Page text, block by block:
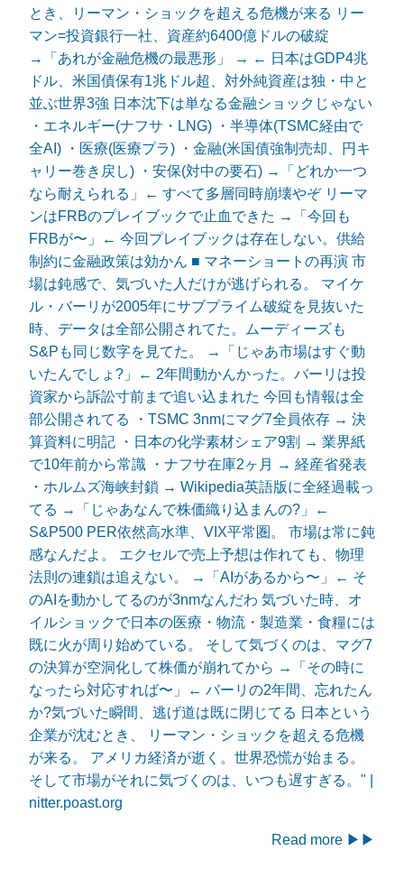
とき、リーマン・ショックを超える危機が来る リー
マン=投資銀行一社、資産約6400億ドルの破綻
→「あれが金融危機の最悪形」 → ← 日本はGDP4兆
ドル、米国債保有1兆ドル超、対外純資産は独・中と
並ぶ世界3強 日本沈下は単なる金融ショックじゃない
・エネルギー(ナフサ・LNG) ・半導体(TSMC経由で
全AI) ・医療(医療プラ) ・金融(米国債強制売却、円キ
ャリー巻き戻し) ・安保(対中の要石) →「どれか一つ
なら耐えられる」← すべて多層同時崩壊やぞ リーマ
ンはFRBのプレイブックで止血できた →「今回も
FRBが〜」← 今回プレイブックは存在しない。供給
制約に金融政策は効かん ■ マネーショートの再演 市
場は鈍感で、気づいた人だけが逃げられる。 マイケ
ル・バーリが2005年にサブプライム破綻を見抜いた
時、データは全部公開されてた。ムーディーズも
S&Pも同じ数字を見てた。 →「じゃあ市場はすぐ動
いたんでしょ?」← 2年間動かんかった。バーリは投
資家から訴訟寸前まで追い込まれた 今回も情報は全
部公開されてる ・TSMC 3nmにマグ7全員依存 → 決
算資料に明記 ・日本の化学素材シェア9割 → 業界紙
で10年前から常識 ・ナフサ在庫2ヶ月 → 経産省発表
・ホルムズ海峡封鎖 → Wikipedia英語版に全経過載っ
てる →「じゃあなんで株価織り込まんの?」←
S&P500 PER依然高水準、VIX平常圏。 市場は常に鈍
感なんだよ。 エクセルで売上予想は作れても、物理
法則の連鎖は追えない。 →「AIがあるから〜」← そ
のAIを動かしてるのが3nmなんだわ 気づいた時、オ
イルショックで日本の医療・物流・製造業・食糧には
既に火が周り始めている。 そして気づくのは、マグ7
の決算が空洞化して株価が崩れてから →「その時に
なったら対応すれば〜」← バーリの2年間、忘れたん
か?気づいた瞬間、逃げ道は既に閉じてる 日本という
企業が沈むとき、 リーマン・ショックを超える危機
が来る。 アメリカ経済が逝く。世界恐慌が始まる。
そして市場がそれに気づくのは、いつも遅すぎる。" |
nitter.poast.org
Read more ▶▶